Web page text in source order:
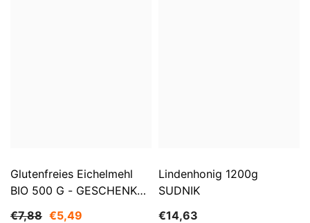
Glutenfreies Eichelmehl
BIO 500 G - GESCHENKE
€7,88 €5,49
Lindenhonig 1200g
SUDNIK
€14,63